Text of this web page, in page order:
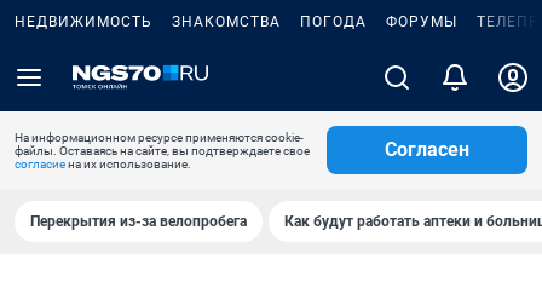
НЕДВИЖИМОСТЬ ЗНАКОМСТВА ПОГОДА ФОРУМЫ
На информационном ресурсе применяются cookie-
файлы. Оставаясь на сайте, вы подтверждаете свое
согласиена их использование.
Согласен
Перекрытия из-за велопробега Как будут работать аптеки и